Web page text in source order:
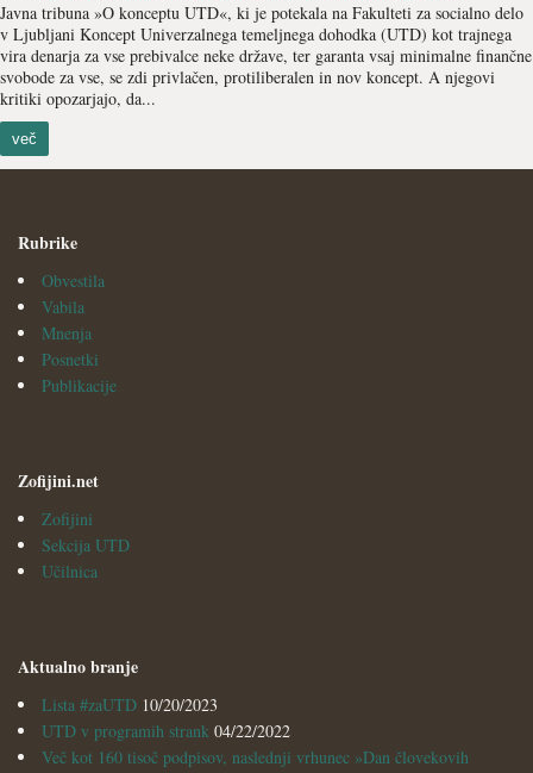
Javna tribuna »O konceptu UTD«, ki je potekala na Fakulteti za socialno delo
v Ljubljani Koncept Univerzalnega temeljnega dohodka (UTD) kot trajnega
vira denarja za vse prebivalce neke države, ter garanta vsaj minimalne finančne
svobode za vse, se zdi privlačen, protiliberalen in nov koncept. A njegovi
kritiki opozarjajo, da...
več
Rubrike
Obvestila
Vabila
Mnenja
Posnetki
Publikacije
Zofijini.net
Zofijini
Sekcija UTD
Učilnica
Aktualno branje
Lista #zaUTD 10/20/2023
UTD v programih strank 04/22/2022
Več kot 160 tisoč podpisov, naslednji vrhunec »Dan človekovih